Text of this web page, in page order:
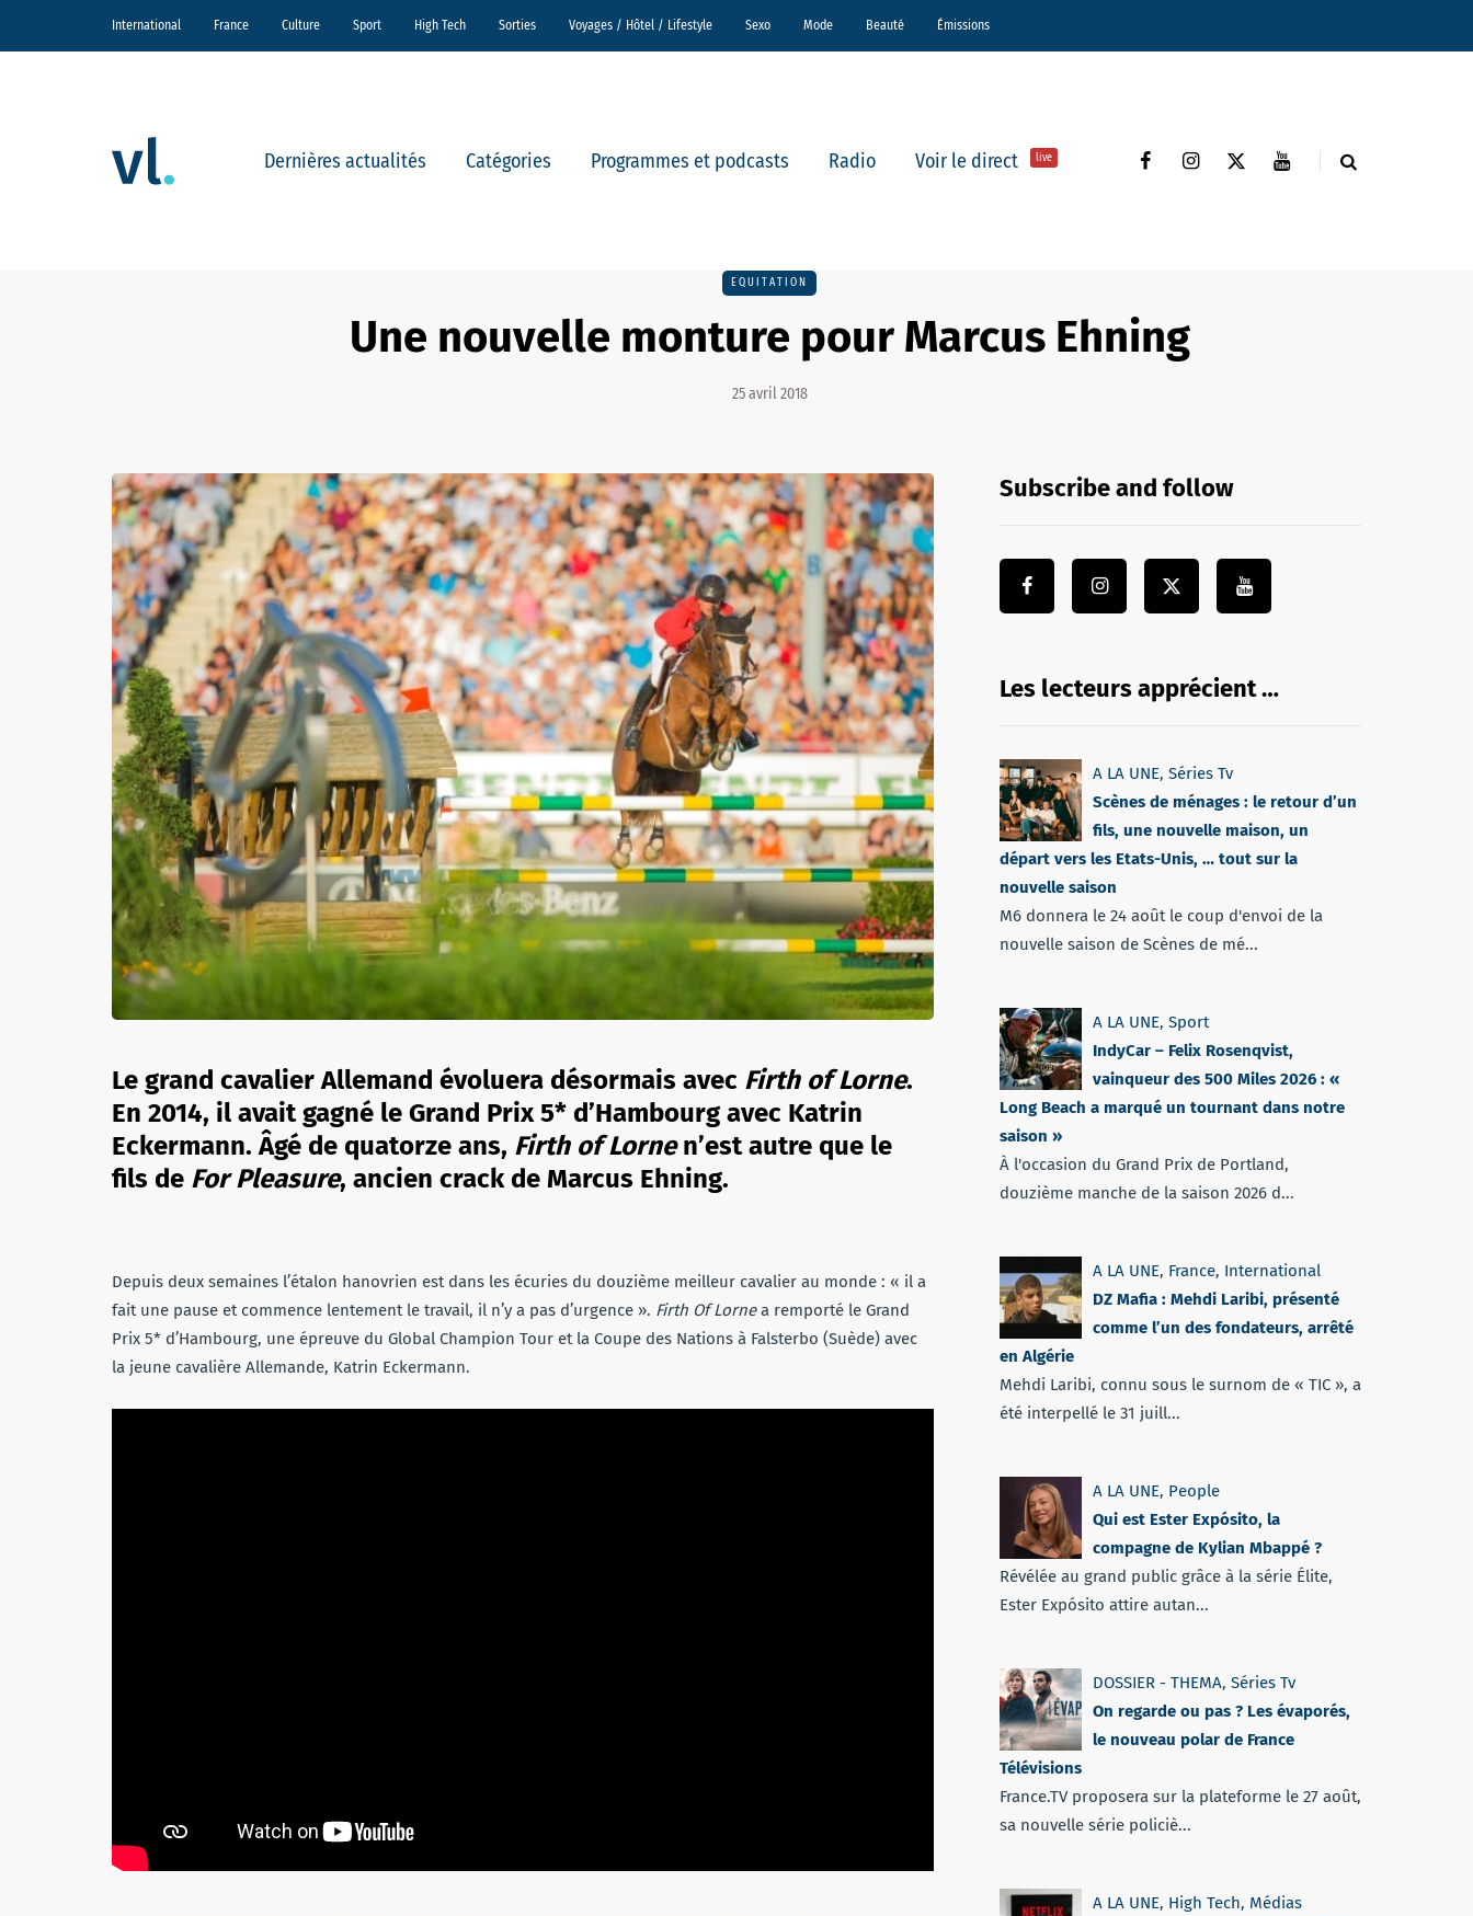
International France Culture Sport High Tech Sorties Voyages / Hôtel / Lifestyle Sexo Mode Beauté Émissions
Dernières actualités Catégories Programmes et podcasts Radio Voir le direct live
EQUITATION
Une nouvelle monture pour Marcus Ehning
25 avril 2018
Le grand cavalier Allemand évoluera désormais avec Firth of Lorne.
En 2014, il avait gagné le Grand Prix 5* d’Hambourg avec Katrin
Eckermann. Âgé de quatorze ans, Firth of Lornen’est autre que le
fils de For Pleasure, ancien crack de Marcus Ehning.
Depuis deux semaines l’étalon hanovrien est dans les écuries du douzième meilleur cavalier au monde : « il a
fait une pause et commence lentement le travail, il n’y a pas d’urgence ». Firth Of Lornea remporté le Grand
Prix 5* d’Hambourg, une épreuve du Global Champion Tour et la Coupe des Nations à Falsterbo (Suède) avec
la jeune cavalière Allemande, Katrin Eckermann.
Subscribe and follow
Les lecteurs apprécient …
A LA UNE, Séries Tv
Scènes de ménages : le retour d’un
fils, une nouvelle maison, un
départ vers les Etats-Unis, … tout sur la
nouvelle saison
M6 donnera le 24 août le coup d'envoi de la
nouvelle saison de Scènes de mé...
A LA UNE, Sport
IndyCar – Felix Rosenqvist,
vainqueur des 500 Miles 2026 : «
Long Beach a marqué un tournant dans notre
saison »
À l'occasion du Grand Prix de Portland,
douzième manche de la saison 2026 d...
A LA UNE, France, International
DZ Mafia : Mehdi Laribi, présenté
comme l’un des fondateurs, arrêté
en Algérie
Mehdi Laribi, connu sous le surnom de « TIC », a
été interpellé le 31 juill...
A LA UNE, People
Qui est Ester Expósito, la
compagne de Kylian Mbappé ?
Révélée au grand public grâce à la série Élite,
Ester Expósito attire autan...
DOSSIER - THEMA, Séries Tv
On regarde ou pas ? Les évaporés,
le nouveau polar de France
Télévisions
France.TV proposera sur la plateforme le 27 août,
sa nouvelle série policiè...
A LA UNE, High Tech, Médias